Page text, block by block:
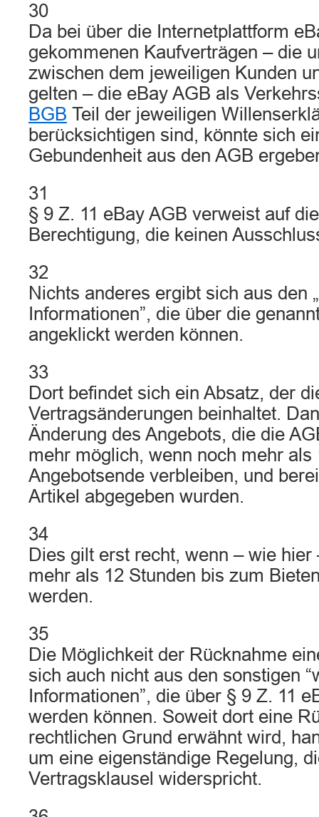
30
Da bei über die Internetplattform
gekommenen Kaufverträgen – die
zwischen dem jeweiligen Kunden
gelten – die eBay AGB als
BGB Teil der jeweiligen
berücksichtigen sind, könnte sich
Gebundenheit aus den AGB
31
§ 9 Z. 11 eBay AGB verweist auf
Berechtigung, die keinen
32
Nichts anderes ergibt sich aus den
Informationen”, die über die
angeklickt werden können.
33
Dort befindet sich ein Absatz, der
Vertragsänderungen beinhaltet.
Änderung des Angebots, die die
mehr möglich, wenn noch mehr als
Angebotsende verbleiben, und
Artikel abgegeben wurden.
34
Dies gilt erst recht, wenn – wie hier
mehr als 12 Stunden bis zum
werden.
35
Die Möglichkeit der Rücknahme
sich auch nicht aus den sonstigen
Informationen”, die über § 9 Z. 11
werden können. Soweit dort eine
rechtlichen Grund erwähnt wird,
um eine eigenständige Regelung,
Vertragsklausel widerspricht.